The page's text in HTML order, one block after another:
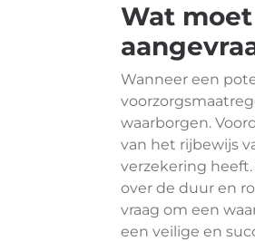
Wat
Wanneer een
waarborgen.
van het rijbewijs
verzekering
over de duur en
vraag om een
een veilige en